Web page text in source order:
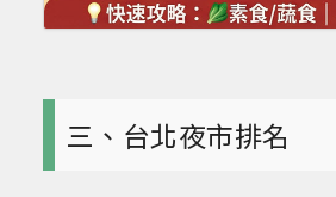
三、台北夜市排名